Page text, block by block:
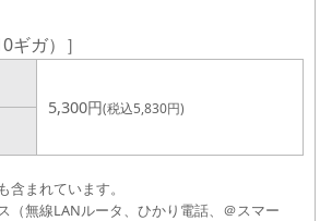
ギガ）］
5,300円(税込5,830円)
まれています。
（無線LANルータ、ひかり電話、＠スマー